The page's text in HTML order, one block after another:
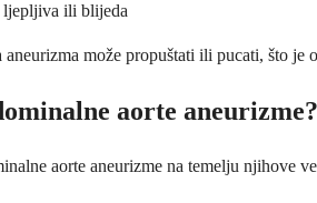
ili blijeda
može propuštati ili pucati, što
aorte aneurizme?
aorte aneurizme na temelju njihove